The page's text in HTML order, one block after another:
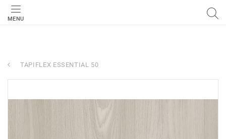
MENU
TAPIFLEX ESSENTIAL 50